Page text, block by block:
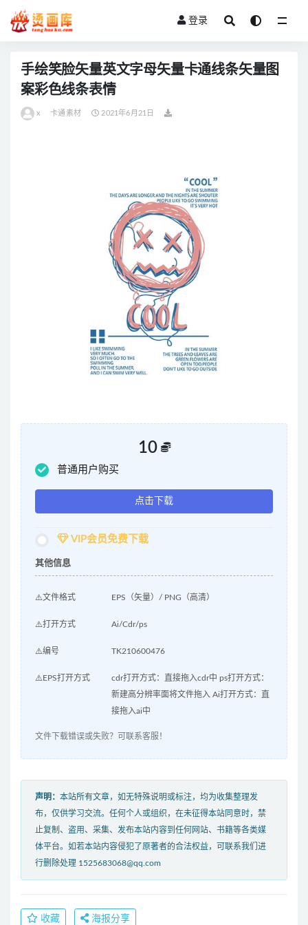
登录
手绘笑脸矢量英文字母矢量卡通线条矢量图
案彩色线条表情
x 卡通素材 2021年6月21日
10
普通用户购买
点击下载
VIP会员免费下载
其他信息
⚠️文件格式 EPS（矢量）/ PNG（高清）
⚠️打开方式 Ai/Cdr/ps
⚠️编号 TK210600476
⚠️EPS打开方式
cdr打开方式：直接拖入cdr中 ps打开方式：
新建高分辨率面将文件拖入 Ai打开方式：直
接拖入ai中
文件下载错误或失败？可联系客服！
声明： 本站所有文章，如无特殊说明或标注，均为收集整理发
布，仅供学习交流。任何个人或组织，在未征得本站同意时，禁
止复制、盗用、采集、发布本站内容到任何网站、书籍等各类媒
体平台。如若本站内容侵犯了原著者的合法权益，可联系我们进
行删除处理 1525683068@qq.com
收藏 海报分享